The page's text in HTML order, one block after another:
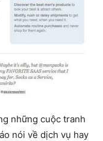
những cuộc tranh
nói về dịch vụ hay